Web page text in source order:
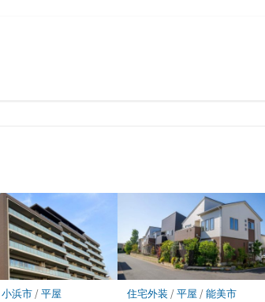
小浜市/平屋 住宅外装 /平屋/能美市